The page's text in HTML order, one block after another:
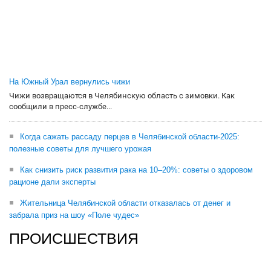
На Южный Урал вернулись чижи
Чижи возвращаются в Челябинскую область с зимовки. Как
сообщили в пресс-службе...
Когда сажать рассаду перцев в Челябинской области-2025:
полезные советы для лучшего урожая
Как снизить риск развития рака на 10–20%: советы о здоровом
рационе дали эксперты
Жительница Челябинской области отказалась от денег и
забрала приз на шоу «Поле чудес»
ПРОИСШЕСТВИЯ